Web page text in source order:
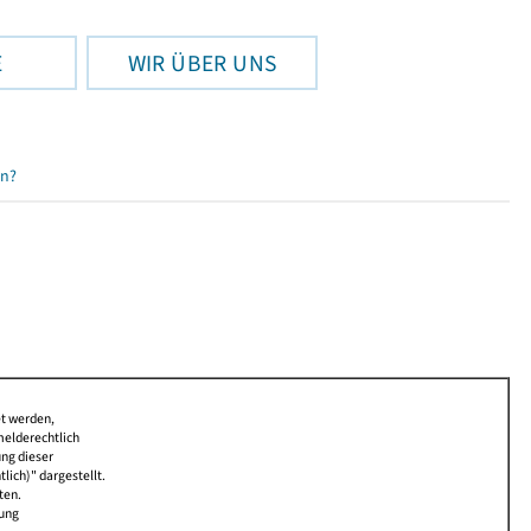
WIR ÜBER UNS
werden,
dieser
dargestellt.